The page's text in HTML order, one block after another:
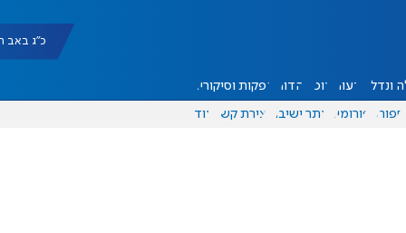
כ"ג באב תשפ"ו
ונדל"ן דעות אוכל יהדות הפקות וסיקורים
ספורט פורומים אתר ישיבה יצירת קשר עוד